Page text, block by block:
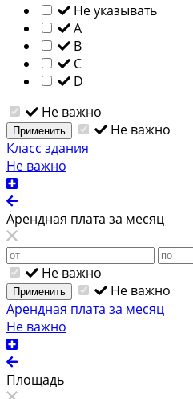
Не указывать
A
B
C
D
Не важно
Применить
Не важно
Класс здания
Не важно
Арендная плата за месяц
Не важно
Применить
Не важно
Арендная плата за месяц
Не важно
Площадь